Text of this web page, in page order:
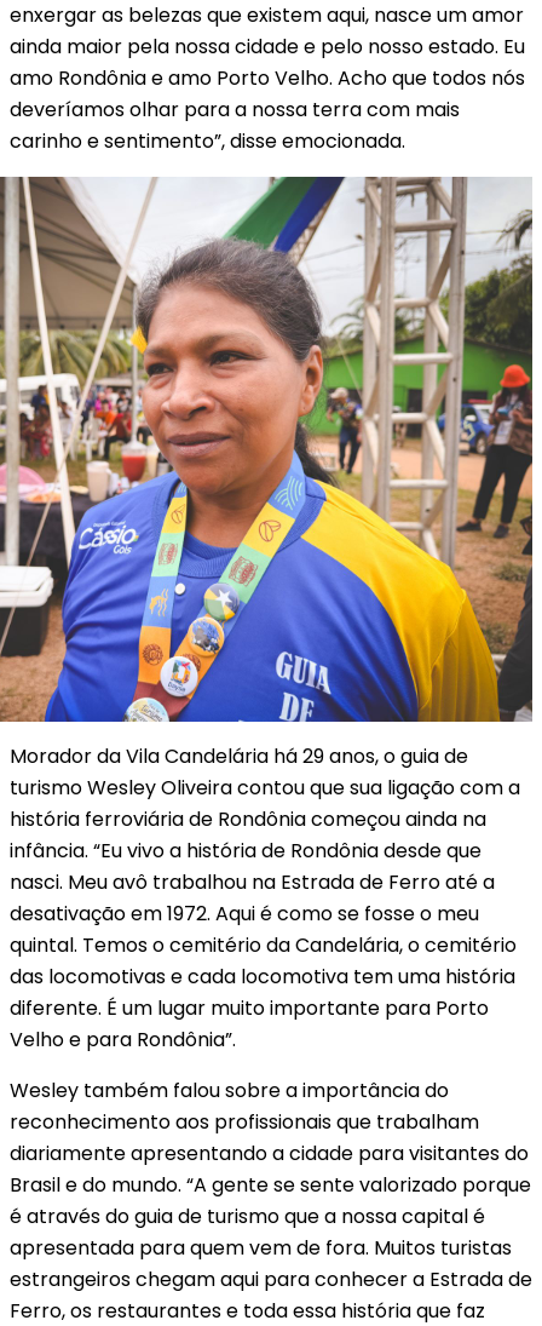
enxergar as belezas que existem aqui, nasce um amor
ainda maior pela nossa cidade e pelo nosso estado. Eu
amo Rondônia e amo Porto Velho. Acho que todos nós
deveríamos olhar para a nossa terra com mais
carinho e sentimento”, disse emocionada.
Morador da Vila Candelária há 29 anos, o guia de
turismo Wesley Oliveira contou que sua ligação com a
história ferroviária de Rondônia começou ainda na
infância. “Eu vivo a história de Rondônia desde que
nasci. Meu avô trabalhou na Estrada de Ferro até a
desativação em 1972. Aqui é como se fosse o meu
quintal. Temos o cemitério da Candelária, o cemitério
das locomotivas e cada locomotiva tem uma história
diferente. É um lugar muito importante para Porto
Velho e para Rondônia”.
Wesley também falou sobre a importância do
reconhecimento aos profissionais que trabalham
diariamente apresentando a cidade para visitantes do
Brasil e do mundo. “A gente se sente valorizado porque
é através do guia de turismo que a nossa capital é
apresentada para quem vem de fora. Muitos turistas
estrangeiros chegam aqui para conhecer a Estrada de
Ferro, os restaurantes e toda essa história que faz